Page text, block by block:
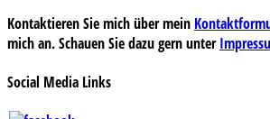
Kontaktieren Sie mich über mein
mich an. Schauen Sie dazu gern unter
Social Media Links